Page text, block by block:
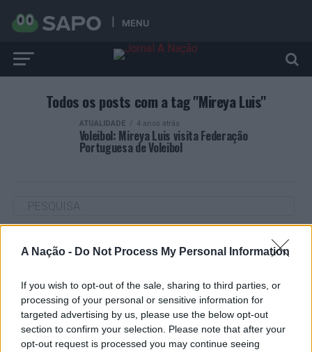
A Nação - Do Not Process My Personal Information
If you wish to opt-out of the sale, sharing to third parties, or
processing of your personal or sensitive information for
targeted advertising by us, please use the below opt-out
section to confirm your selection. Please note that after your
opt-out request is processed you may continue seeing
MENU
Todos os posts com a tag "Mireya Luis"
ATUALIDADE 4 anos atrás
Voleibol: Mireya Luis visita Federação
Portuguesa de Voleibol
ARTIGOS RECENTES
de “provocar” mudanças genéticas, diz neurocientista
“Millennium Estoril Open 2026” regressou ao circuito ATP
com vitória do francês Luca Van Assche